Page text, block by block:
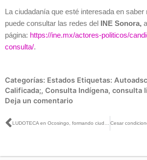
La ciudadanía que esté interesada en
puede consultar las redes del
INE Sonora,
página: https://ine.mx/actores-politicos/
consulta/.
Categorías: Estados Etiquetas:
Calificada;, Consulta Indígena, consulta
Deja un comentario
Ant